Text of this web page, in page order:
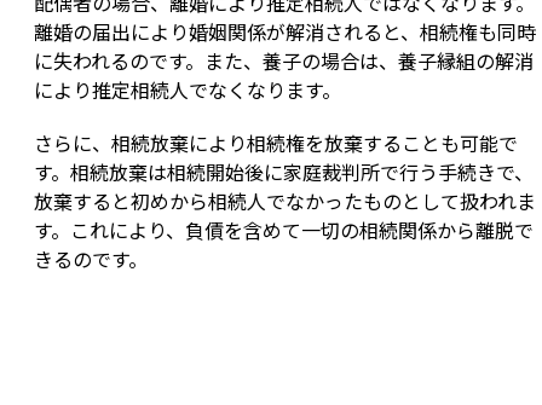
離婚の届出により婚姻関係が解消されると、相続権も同時
に失われるのです。また、養子の場合は、養子縁組の解消
により推定相続人でなくなります。
さらに、相続放棄により相続権を放棄することも可能で
す。相続放棄は相続開始後に家庭裁判所で行う手続きで、
放棄すると初めから相続人でなかったものとして扱われま
す。これにより、負債を含めて一切の相続関係から離脱で
きるのです。